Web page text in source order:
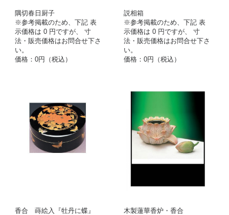
隅切春日厨子
※参考掲載のため、下記 表
示価格は 0 円ですが、 寸
法・販売価格はお問合せ下さ
い。
価格：0円（税込）
説相箱
※参考掲載のため、下記 表
示価格は 0 円ですが、 寸
法・販売価格はお問合せ下さ
い。
価格：0円（税込）
香合 蒔絵入『牡丹に蝶』
木製蓮華香炉・香合